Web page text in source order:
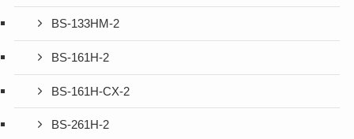
BS-133HM-2
BS-161H-2
BS-161H-CX-2
BS-261H-2